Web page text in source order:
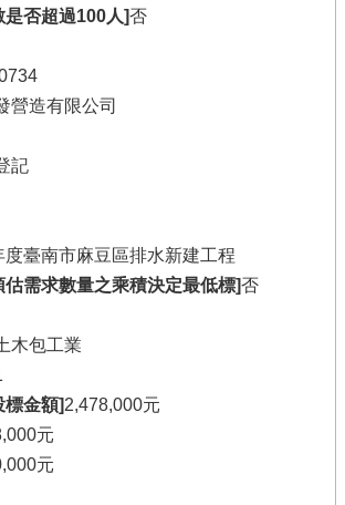
是否超過100人]否
營造有限公司
記
度臺南市麻豆區排水新建工程
估需求數量之乘積決定最低標]否
木包工業
標金額]2,478,000元
元
元